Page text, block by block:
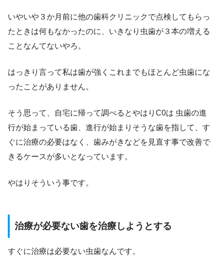
いやいや３か月前に他の歯科クリニックで点検してもらっ
たときは何もなかったのに、いきなり虫歯が３本の増える
ことなんてないやろ。
はっきり言って私は歯が強くこれまでもほとんど虫歯にな
ったことがありません。
そう思って、自宅に帰って調べるとやはりC0は 虫歯の進
行が始まっている歯、進行が始まりそうな歯を指して、す
ぐに治療の必要はなく、歯みがきなどを見直す事で改善で
きるケースが多いとなっています。
やはりそういう事です。
治療が必要ない歯を治療しようとする
すぐに治療は必要ない虫歯なんです。